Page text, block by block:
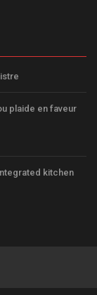
plaide en faveur
kitchen